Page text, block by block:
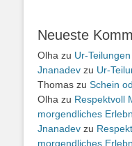
Neueste
Olha zu Ur-Teilungen
Jnanadev zu Ur-
Thomas zu Schein
Olha zu Respektvoll
morgendliches
Jnanadev zu
morgendliches